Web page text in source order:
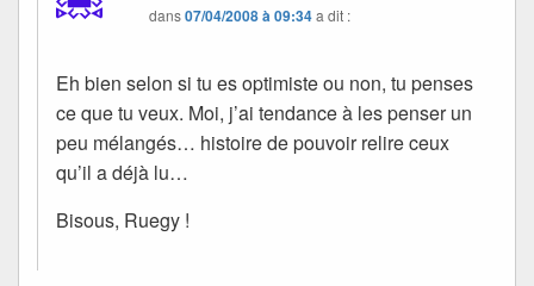
dans07/04/2008 à 09:34a dit :
Eh bien selon si tu es optimiste ou non, tu penses
ce que tu veux. Moi, j’ai tendance à les penser un
peu mélangés… histoire de pouvoir relire ceux
qu’il a déjà lu…
Bisous, Ruegy !